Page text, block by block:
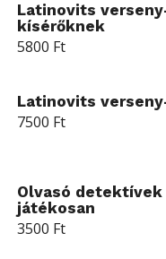
Latinovits
kísérőknek
5800 Ft
Latinovits
7500 Ft
Olvasó
játékosan
3500 Ft